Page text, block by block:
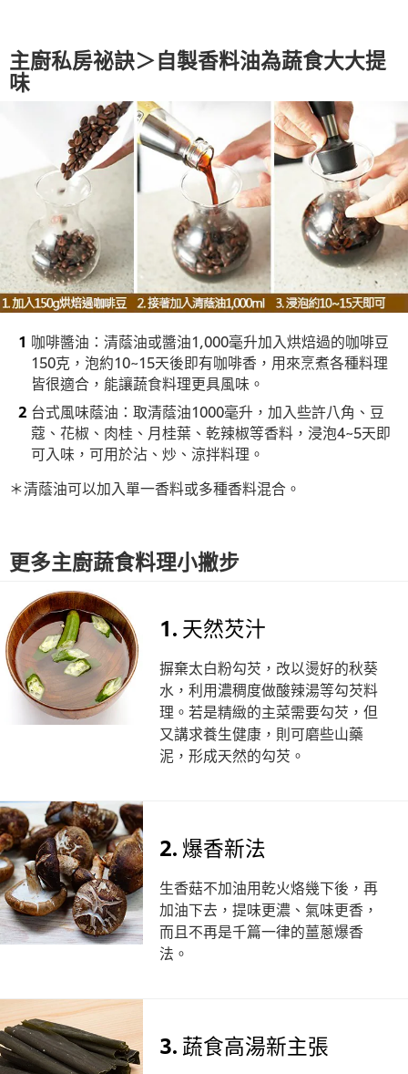
主廚私房祕訣＞自製香料油為蔬食大大提
味
咖啡醬油：清蔭油或醬油1,000毫升加入烘焙過的咖啡豆
150克，泡約10~15天後即有咖啡香，用來烹煮各種料理
皆很適合，能讓蔬食料理更具風味。
台式風味蔭油：取清蔭油1000毫升，加入些許八角、豆
蔻、花椒、肉桂、月桂葉、乾辣椒等香料，浸泡4~5天即
可入味，可用於沾、炒、涼拌料理。
＊清蔭油可以加入單一香料或多種香料混合。
更多主廚蔬食料理小撇步
1. 天然芡汁
摒棄太白粉勾芡，改以燙好的秋葵
水，利用濃稠度做酸辣湯等勾芡料
理。若是精緻的主菜需要勾芡，但
又講求養生健康，則可磨些山藥
泥，形成天然的勾芡。
2. 爆香新法
生香菇不加油用乾火烙幾下後，再
加油下去，提味更濃、氣味更香，
而且不再是千篇一律的薑蔥爆香
法。
3. 蔬食高湯新主張